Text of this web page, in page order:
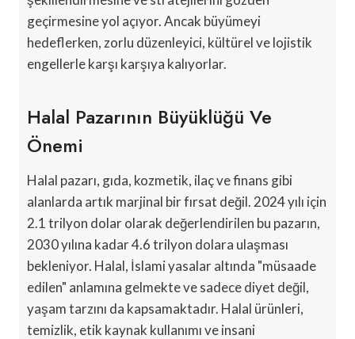
geçirmesine yol açıyor. Ancak büyümeyi
hedeflerken, zorlu düzenleyici, kültürel ve lojistik
engellerle karşı karşıya kalıyorlar.
Halal Pazarının Büyüklüğü Ve
Önemi
Halal pazarı, gıda, kozmetik, ilaç ve finans gibi
alanlarda artık marjinal bir fırsat değil. 2024 yılı için
2.1 trilyon dolar olarak değerlendirilen bu pazarın,
2030 yılına kadar 4.6 trilyon dolara ulaşması
bekleniyor. Halal, İslami yasalar altında "müsaade
edilen" anlamına gelmekte ve sadece diyet değil,
yaşam tarzını da kapsamaktadır. Halal ürünleri,
temizlik, etik kaynak kullanımı ve insani